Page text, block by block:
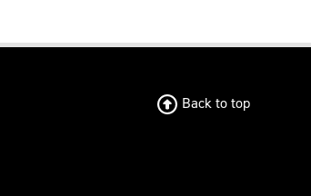
Back to top